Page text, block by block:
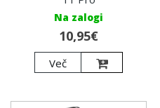
Na zalogi
10,95€
Več